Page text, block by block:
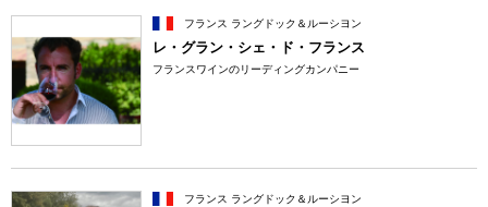
フランス ラングドック＆ルーシヨン
レ・グラン・シェ・ド・フランス
フランスワインのリーディングカンパニー
フランス ラングドック＆ルーシヨン